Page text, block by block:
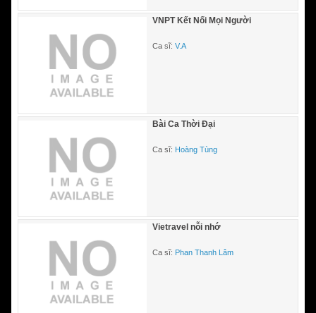
VNPT Kết Nối Mọi Người
Ca sĩ: V.A
Bài Ca Thời Đại
Ca sĩ: Hoàng Tùng
Vietravel nỗi nhớ
Ca sĩ: Phan Thanh Lâm